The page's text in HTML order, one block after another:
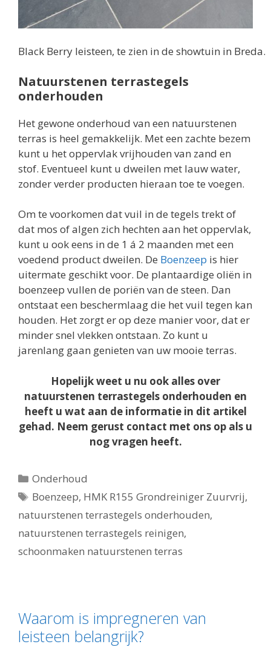
Black Berry leisteen, te zien in de showtuin in Breda.
Natuurstenen terrastegels
onderhouden
Het gewone onderhoud van een natuurstenen
terras is heel gemakkelijk. Met een zachte bezem
kunt u het oppervlak vrijhouden van zand en
stof. Eventueel kunt u dweilen met lauw water,
zonder verder producten hieraan toe te voegen.
Om te voorkomen dat vuil in de tegels trekt of
dat mos of algen zich hechten aan het oppervlak,
kunt u ook eens in de 1 á 2 maanden met een
voedend product dweilen. De Boenzeep is hier
uitermate geschikt voor. De plantaardige oliën in
boenzeep vullen de poriën van de steen. Dan
ontstaat een beschermlaag die het vuil tegen kan
houden. Het zorgt er op deze manier voor, dat er
minder snel vlekken ontstaan. Zo kunt u
jarenlang gaan genieten van uw mooie terras.
Hopelijk weet u nu ook alles over
natuurstenen terrastegels onderhouden en
heeft u wat aan de informatie in dit artikel
gehad. Neem gerust contact met ons op als u
nog vragen heeft.
Categorieën
Onderhoud
Tags
Boenzeep, HMK R155 Grondreiniger Zuurvrij,
natuurstenen terrastegels onderhouden,
natuurstenen terrastegels reinigen,
schoonmaken natuurstenen terras
Waarom is impregneren van
leisteen belangrijk?